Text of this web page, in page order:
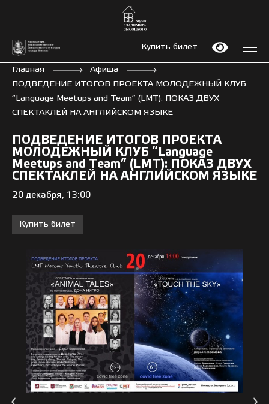
Купить билет
Главная
Афиша
ПОДВЕДЕНИЕ ИТОГОВ ПРОЕКТА МОЛОДЕЖНЫЙ КЛУБ
“Language Meetups and Team” (LMT): ПОКАЗ ДВУХ
СПЕКТАКЛЕЙ НА АНГЛИЙСКОМ ЯЗЫКЕ
ПОДВЕДЕНИЕ ИТОГОВ ПРОЕКТА
МОЛОДЕЖНЫЙ КЛУБ “Language
Meetups and Team” (LMT): ПОКАЗ ДВУХ
СПЕКТАКЛЕЙ НА АНГЛИЙСКОМ ЯЗЫКЕ
20 декабря, 13:00
Купить билет